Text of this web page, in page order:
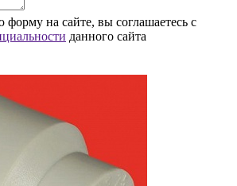
на сайте, вы соглашаетесь с
данного сайта